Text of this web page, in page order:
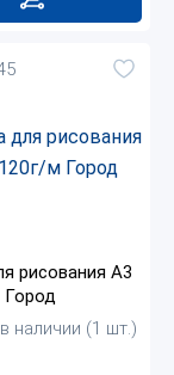
рисования А3
Город
наличии (1 шт.)